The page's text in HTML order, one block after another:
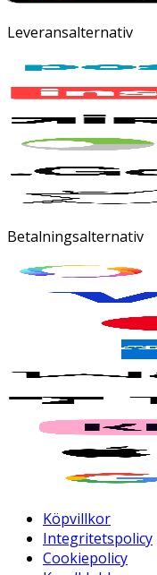
Leveransalternativ
Betalningsalternativ
Köpvillkor
Integritetspolicy
Cookiepolicy